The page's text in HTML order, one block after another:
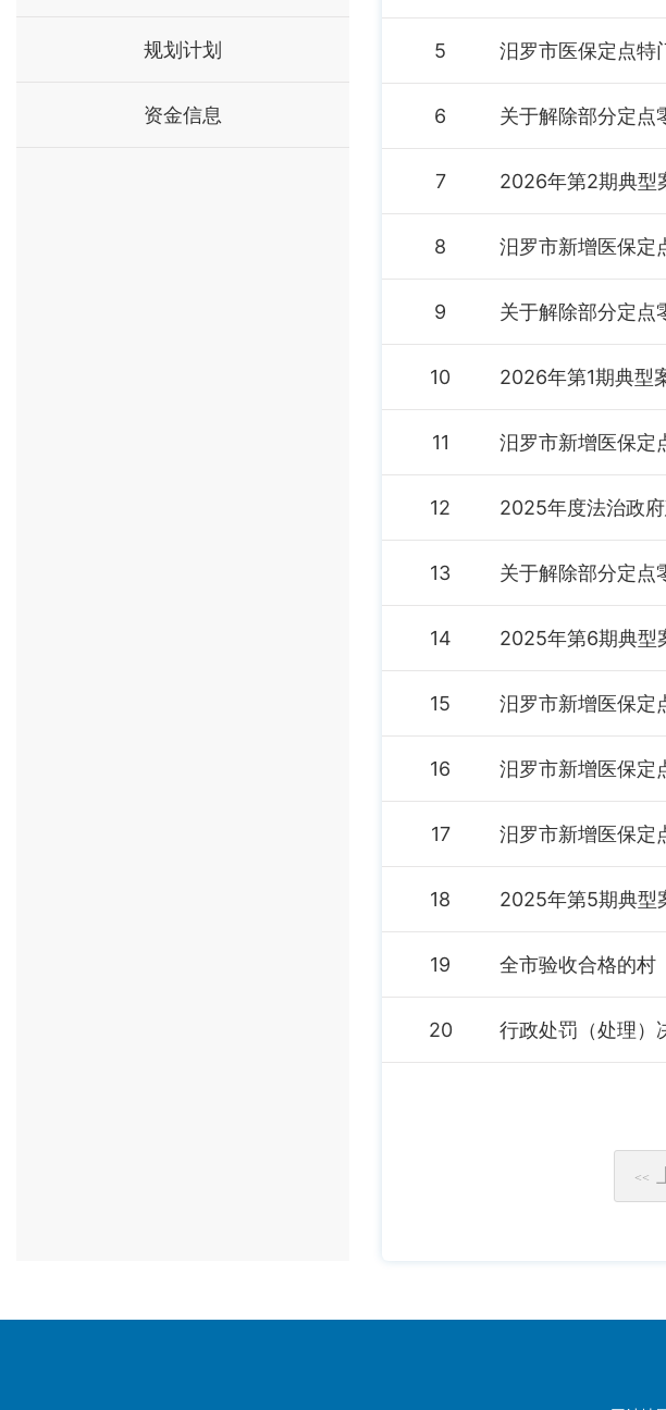
规划计划
资金信息
5 汨罗市医保定点特
6 关于解除部分定点
7 2026年第2期典型
8 汨罗市新增医保定
9 关于解除部分定点
10 2026年第1期典型
11 汨罗市新增医保定
12 2025年度法治政
13 关于解除部分定点
14 2025年第6期典型
15 汨罗市新增医保定
16 汨罗市新增医保定
17 汨罗市新增医保定
18 2025年第5期典型
19 全市验收合格的村
20 行政处罚（处理）
<<